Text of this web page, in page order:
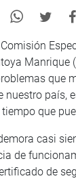
Manrique
que
nuestro país,
que
casi
de
de